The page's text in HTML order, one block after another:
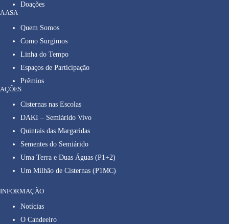
Doações
A ASA
Quem Somos
Como Surgimos
Linha do Tempo
Espaços de Participação
Prêmios
AÇÕES
Cisternas nas Escolas
DAKI – Semiárido Vivo
Quintais das Margaridas
Sementes do Semiárido
Uma Terra e Duas Águas (P1+2)
Um Milhão de Cisternas (P1MC)
INFORMAÇÃO
Notícias
O Candeeiro